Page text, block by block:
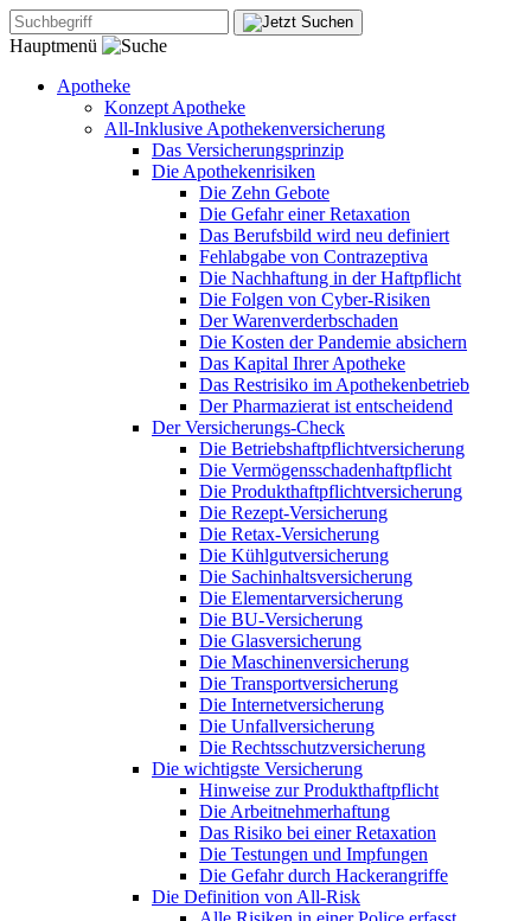
Hauptmenü
Apotheke
Konzept Apotheke
All-Inklusive Apothekenversicherung
Das Versicherungsprinzip
Die Apothekenrisiken
Die Zehn Gebote
Die Gefahr einer Retaxation
Das Berufsbild wird neu definiert
Fehlabgabe von Contrazeptiva
Die Nachhaftung in der Haftpflicht
Die Folgen von Cyber-Risiken
Der Warenverderbschaden
Die Kosten der Pandemie absichern
Das Kapital Ihrer Apotheke
Das Restrisiko im Apothekenbetrieb
Der Pharmazierat ist entscheidend
Der Versicherungs-Check
Die Betriebshaftpflichtversicherung
Die Vermögensschadenhaftpflicht
Die Produkthaftpflichtversicherung
Die Rezept-Versicherung
Die Retax-Versicherung
Die Kühlgutversicherung
Die Sachinhaltsversicherung
Die Elementarversicherung
Die BU-Versicherung
Die Glasversicherung
Die Maschinenversicherung
Die Transportversicherung
Die Internetversicherung
Die Unfallversicherung
Die Rechtsschutzversicherung
Die wichtigste Versicherung
Hinweise zur Produkthaftpflicht
Die Arbeitnehmerhaftung
Das Risiko bei einer Retaxation
Die Testungen und Impfungen
Die Gefahr durch Hackerangriffe
Die Definition von All-Risk